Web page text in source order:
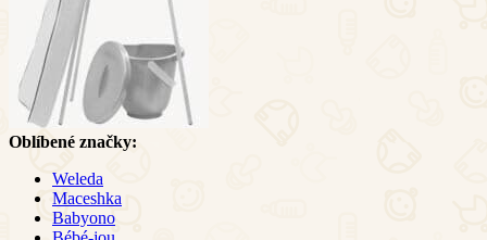
Oblíbené značky:
Weleda
Maceshka
Babyono